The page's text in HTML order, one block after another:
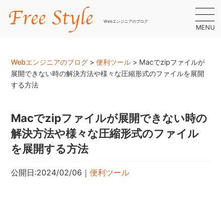
Webエンジニアのブログ
MENU
Webエンジニアのブログ >便利ツール > Macでzipファイルが
展開できない時の解決方法や様々な圧縮形式のファイルを展開
する方法
Macでzipファイルが展開できない時の
解決方法や様々な圧縮形式のファイル
を展開する方法
公開日:2024/02/06 ｜便利ツール